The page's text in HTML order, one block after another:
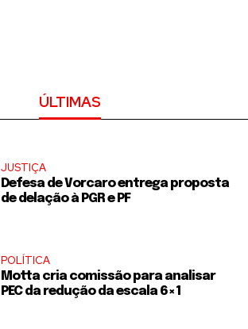
ÚLTIMAS
JUSTIÇA
Defesa de Vorcaro entrega proposta
de delação à PGR e PF
POLÍTICA
Motta cria comissão para analisar
PEC da redução da escala 6×1